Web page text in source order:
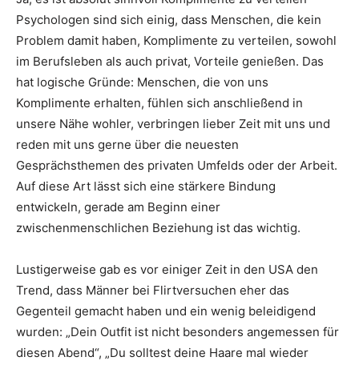
Psychologen sind sich einig, dass Menschen, die kein
Problem damit haben, Komplimente zu verteilen, sowohl
im Berufsleben als auch privat, Vorteile genießen. Das
hat logische Gründe: Menschen, die von uns
Komplimente erhalten, fühlen sich anschließend in
unsere Nähe wohler, verbringen lieber Zeit mit uns und
reden mit uns gerne über die neuesten
Gesprächsthemen des privaten Umfelds oder der Arbeit.
Auf diese Art lässt sich eine stärkere Bindung
entwickeln, gerade am Beginn einer
zwischenmenschlichen Beziehung ist das wichtig.
Lustigerweise gab es vor einiger Zeit in den USA den
Trend, dass Männer bei Flirtversuchen eher das
Gegenteil gemacht haben und ein wenig beleidigend
wurden: „Dein Outfit ist nicht besonders angemessen für
diesen Abend“, „Du solltest deine Haare mal wieder